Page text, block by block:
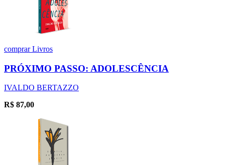
comprarLivros
PRÓXIMO PASSO: ADOLESCÊNCIA
IVALDO BERTAZZO
R$ 87,00